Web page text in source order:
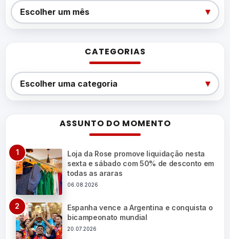
Arquivos
Escolher um mês ▾
CATEGORIAS
Categorias
Escolher uma categoria ▾
ASSUNTO DO MOMENTO
Loja da Rose promove liquidação nesta
sexta e sábado com 50% de desconto em
todas as araras
06.08.2026
Espanha vence a Argentina e conquista o
bicampeonato mundial
20.07.2026